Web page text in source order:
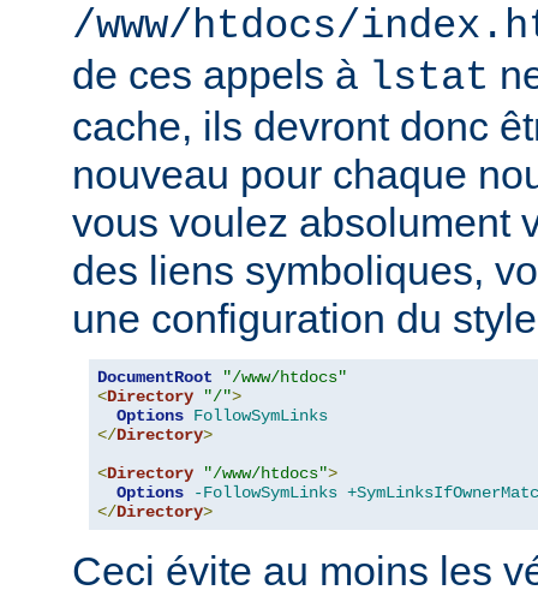
/www/htdocs/
de ces appels à lstat
cache, ils devront donc
nouveau pour chaque
vous voulez absolument
des liens symboliques,
une configuration du
DocumentRoot
"/www/htdocs"
<Directory "/">
Options FollowSymLinks
</Directory>
<Directory "/www/htdocs">
Options
-FollowSymLinks
</Directory>
Ceci évite au moins les